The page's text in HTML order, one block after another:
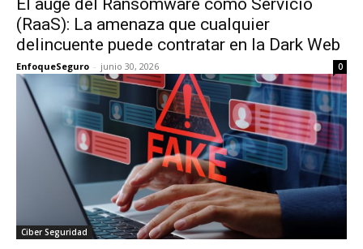
El auge del Ransomware como Servicio
(RaaS): La amenaza que cualquier
delincuente puede contratar en la Dark Web
EnfoqueSeguro - junio 30, 2026 0
Ciber Seguridad